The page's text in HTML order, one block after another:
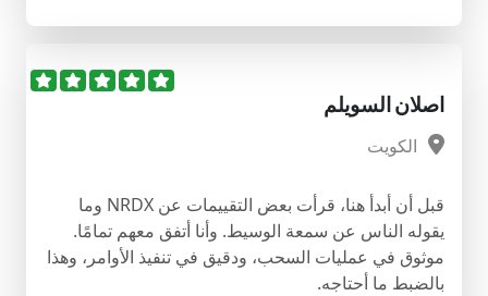
اصلان السويلم
الكويت
قبل أن أبدأ هنا، قرأت بعض التقييمات عن NRDX وما
يقوله الناس عن سمعة الوسيط. وأنا أتفق معهم تمامًا.
موثوق في عمليات السحب، ودقيق في تنفيذ الأوامر، وهذا
بالضبط ما أحتاجه.